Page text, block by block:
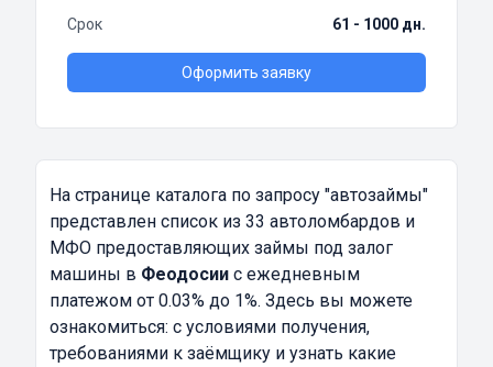
Срок
61 - 1000 дн.
Оформить заявку
На странице каталога по запросу "автозаймы"
представлен список из 33 автоломбардов и
МФО предоставляющих займы под залог
машины в Феодосии с ежедневным
платежом от 0.03% до 1%. Здесь вы можете
ознакомиться: с условиями получения,
требованиями к заёмщику и узнать какие